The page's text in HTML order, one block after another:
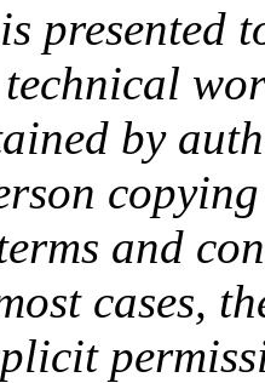
presented
by
and
cases,